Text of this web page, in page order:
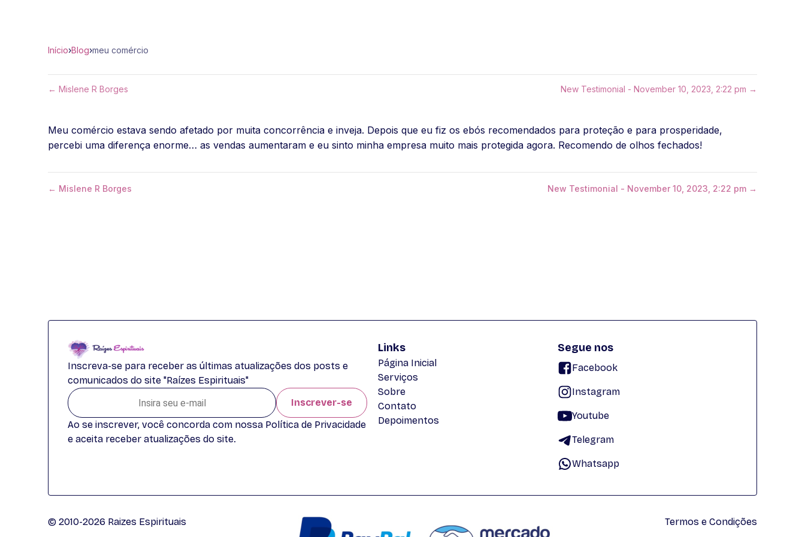
Início›Blog›meu comércio
← Mislene R Borges New Testimonial - November 10, 2023, 2:22 pm →
Meu comércio estava sendo afetado por muita concorrência e inveja. Depois que eu fiz os ebós recomendados para proteção e para prosperidade,
percebi uma diferença enorme… as vendas aumentaram e eu sinto minha empresa muito mais protegida agora. Recomendo de olhos fechados!
← Mislene R Borges New Testimonial - November 10, 2023, 2:22 pm →
Inscreva-se para receber as últimas atualizações dos posts e
comunicados do site "Raízes Espirituais"
Inscrever-se
Ao se inscrever, você concorda com nossa Política de Privacidade
e aceita receber atualizações do site.
Links
Página Inicial
Serviços
Sobre
Contato
Depoimentos
Segue nos
Facebook
Instagram
Youtube
Telegram
Whatsapp
© 2010-2026 Raizes Espirituais Termos e Condições